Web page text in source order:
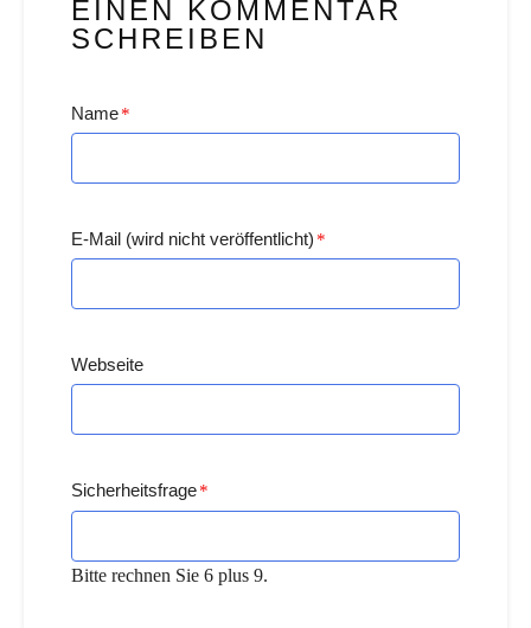
EINEN KOMMENTAR
SCHREIBEN
Name*
E-Mail (wird nicht veröffentlicht) *
Webseite
Sicherheitsfrage*
Bitte rechnen Sie 6 plus 9.